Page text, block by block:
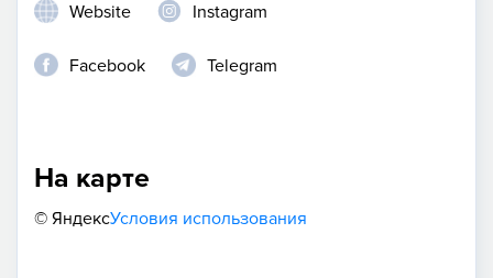
Website Instagram
Facebook Telegram
На карте
© ЯндексУсловия использования